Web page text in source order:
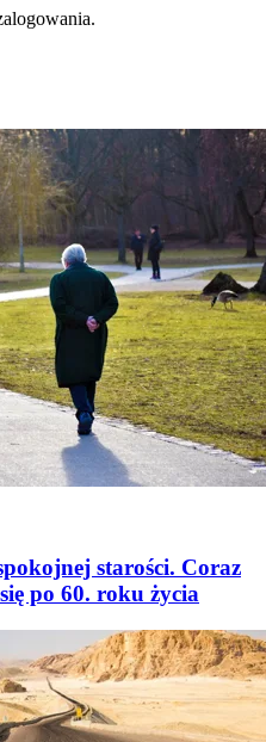
starości. Coraz
po 60. roku życia